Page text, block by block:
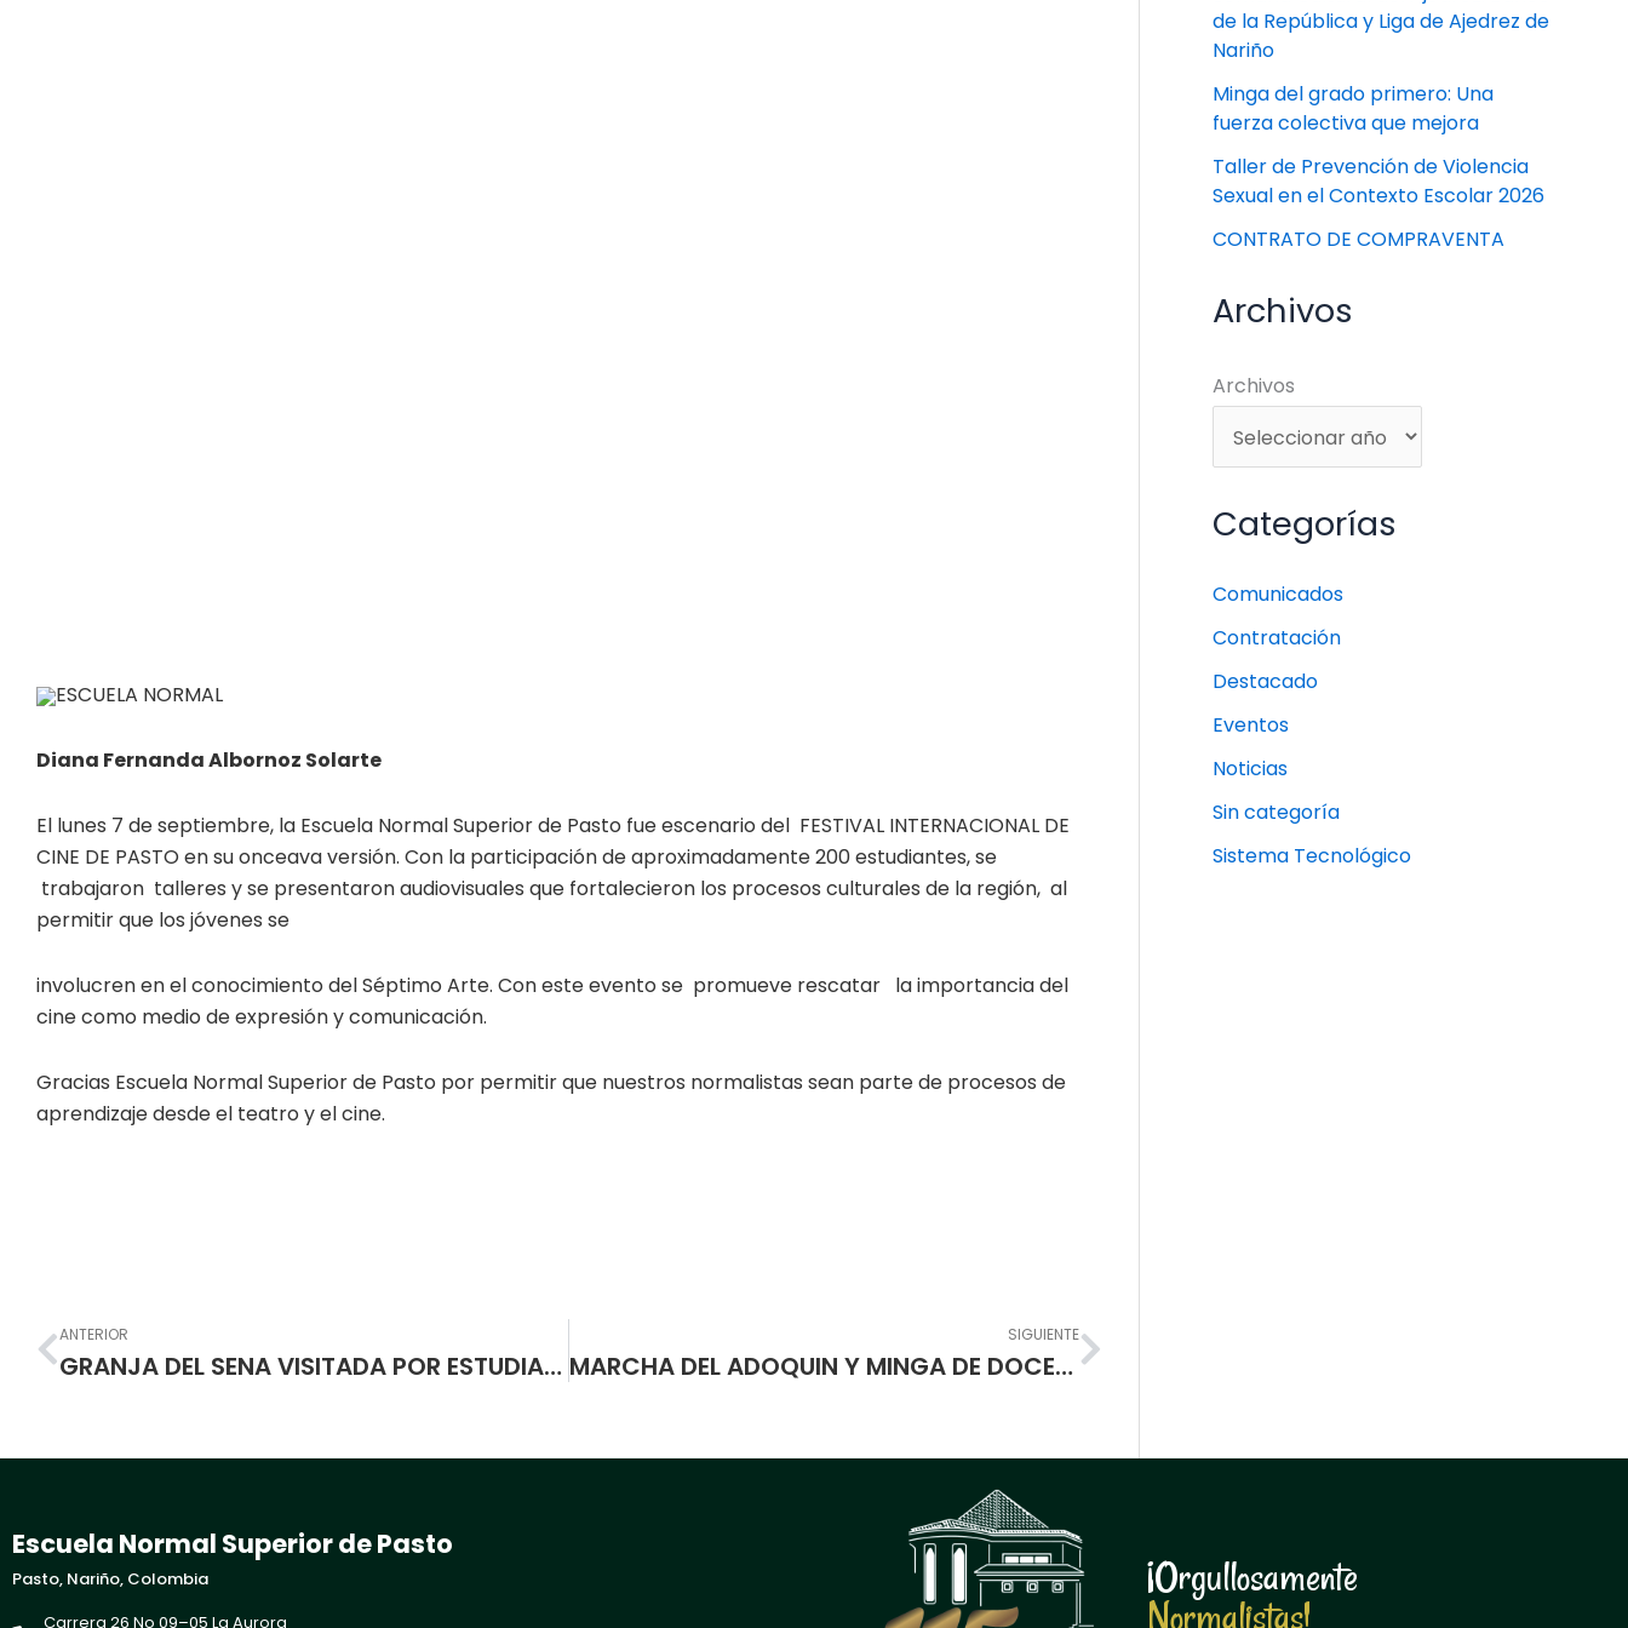
ESCUELA NORMAL
Diana Fernanda Albornoz Solarte
El lunes 7 de septiembre, la Escuela Normal Superior de Pasto fue escenario del FESTIVAL INTERNACIONAL DE
CINE DE PASTO en su onceava versión. Con la participación de aproximadamente 200 estudiantes, se
trabajaron talleres y se presentaron audiovisuales que fortalecieron los procesos culturales de la región, al
permitir que los jóvenes se
involucren en el conocimiento del Séptimo Arte. Con este evento se promueve rescatar la importancia del
cine como medio de expresión y comunicación.
Gracias Escuela Normal Superior de Pasto por permitir que nuestros normalistas sean parte de procesos de
aprendizaje desde el teatro y el cine.
Prev
ANTERIOR
GRANJA DEL SENA VISITADA POR ESTUDIANTES DEL 1-09
SIGUIENTE
MARCHA DEL ADOQUIN Y MINGA DE DOCENTES, ESTUDIANTES Y PADRES DE FAMILIA GRADOS 6º. y 7º.
Next
de la República y Liga de Ajedrez de
Nariño
Minga del grado primero: Una
fuerza colectiva que mejora
Taller de Prevención de Violencia
Sexual en el Contexto Escolar 2026
CONTRATO DE COMPRAVENTA
Archivos
Archivos
Categorías
Comunicados
Contratación
Destacado
Eventos
Noticias
Sin categoría
Sistema Tecnológico
Escuela Normal Superior de Pasto
Pasto, Nariño, Colombia
Carrera 26 No 09–05 La Aurora
¡Orgullosamente
Normalistas!